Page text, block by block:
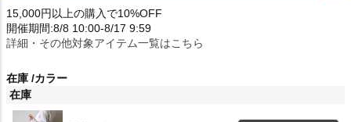
15,000円以上の購入で10%OFF
開催期間:8/8 10:00-8/17 9:59
詳細・その他対象アイテム一覧はこちら
在庫 カラー
在庫